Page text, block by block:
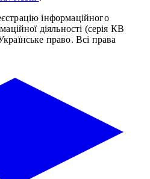
інформаційного
діяльності (серія КВ
право. Всі права